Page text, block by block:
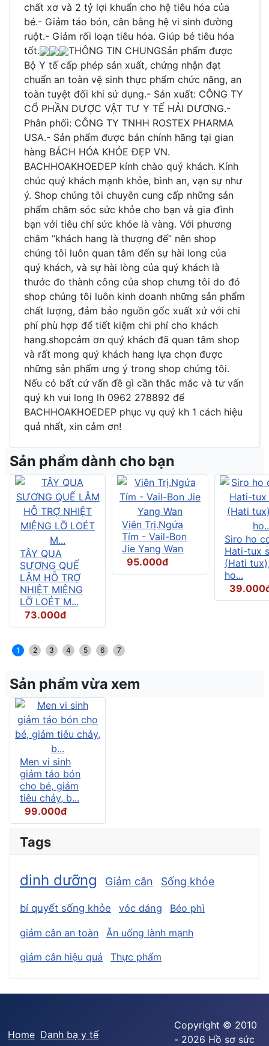
chất xơ và 2 tỷ lợi khuẩn cho hệ tiêu hóa của
bé.- Giảm táo bón, cân bằng hệ vi sinh đường
ruột.- Giảm rối loạn tiêu hóa. Giúp bé tiêu hóa
tốt.
THÔNG TIN CHUNGSản phẩm được
Bộ Y tế cấp phép sản xuất, chứng nhận đạt
chuẩn an toàn vệ sinh thực phẩm chức năng, an
toàn tuyệt đối khi sử dụng.- Sản xuất: CÔNG TY
CỔ PHẦN DƯỢC VẬT TƯ Y TẾ HẢI DƯƠNG.-
Phân phối: CÔNG TY TNHH ROSTEX PHARMA
USA.- Sản phẩm được bán chính hãng tại gian
hàng BÁCH HÓA KHỎE ĐẸP VN.
BACHHOAKHOEDEP kính chào quý khách. Kính
chúc quý khách mạnh khỏe, bình an, vạn sự như
ý. Shop chúng tôi chuyên cung cấp những sản
phẩm chăm sóc sức khỏe cho bạn và gia đình
bạn với tiêu chí sức khỏe là vàng. Với phương
châm “khách hang là thượng đế” nên shop
chúng tôi luôn quan tâm đến sự hài long của
quý khách, và sự hài lòng của quý khách là
thước đo thành công của shop chưng tôi do đó
shop chúng tôi luôn kinh doanh những sản phẩm
chất lượng, đảm bảo nguồn gốc xuất xứ với chi
phí phù hợp để tiết kiệm chi phí cho khách
hang.shopcảm ơn quý khách đã quan tâm shop
và rất mong quý khách hang lựa chọn được
những sản phẩm ưng ý trong shop chứng tôi.
Nếu có bất cứ vấn đề gì cần thắc mắc và tư vấn
quý kh vui long lh 0962 278892 để
BACHHOAKHOEDEP phục vụ quý kh 1 cách hiệu
quả nhất, xin cảm ơn!
Sản phẩm dành cho bạn
TÂY QUA
SƯƠNG QUẾ
LÂM HỖ TRỢ
NHIỆT MIỆNG
LỠ LOÉT M...
73.000đ
Viên Trị.Ngứa
Tím - Vail-Bon
Jie Yang Wan
95.000đ
Siro ho
Hati-tux
(Hati
ho...
1 2 3 4 5 6 7
Sản phẩm vừa xem
Men vi sinh
giảm táo bón
cho bé, giảm
tiêu chảy, b...
99.000đ
Tags
dinh dưỡng Giảm cân Sống khỏe
bí quyết sống khỏe vóc dáng Béo phì
giảm cân an toàn
Ăn uống lành mạnh
giảm cân hiệu quả
Thực phẩm
Home Danh bạ y tế
Copyright © 2010
- 2026 Hồ sơ sức